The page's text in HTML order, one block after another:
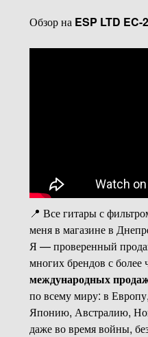
Обзор на ESP LTD
📍 Все гитары с
меня в магазине в
Я — проверенный
многих брендов с более
международных
по всему миру: в
Японию, Австралию,
даже во время войны,